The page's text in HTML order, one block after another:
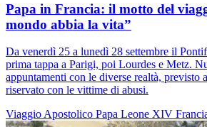
Papa in Francia: il motto del
mondo abbia la vita”
Da venerdì 25 a lunedì 28 settembre il
prima tappa a Parigi, poi Lourdes e Metz.
appuntamenti con le diverse realtà, previsto
riservato con le vittime di abusi.
Viaggio Apostolico Papa Leone XIV